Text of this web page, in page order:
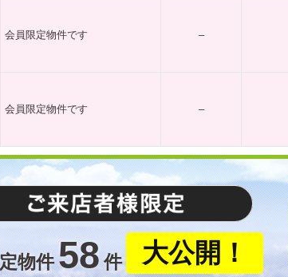
会員限定物件です
–
会員限定物件です
–
物件58件 大公開！